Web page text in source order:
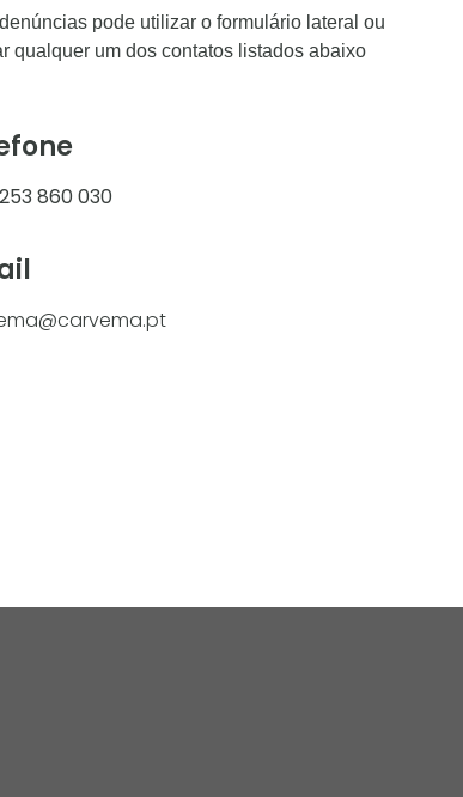
pode utilizar o formulário lateral ou
qualquer um dos contatos listados abaixo
253 860 030